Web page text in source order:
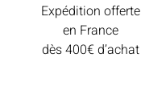
Expédition offerte
en France
dès 400€ d’achat